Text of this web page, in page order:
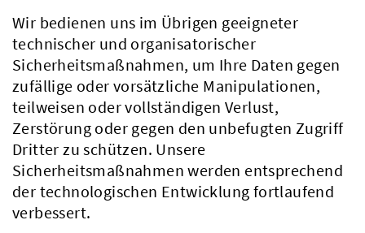
Wir bedienen uns im Übrigen geeigneter
technischer und organisatorischer
Sicherheitsmaßnahmen, um Ihre Daten gegen
zufällige oder vorsätzliche Manipulationen,
teilweisen oder vollständigen Verlust,
Zerstörung oder gegen den unbefugten Zugriff
Dritter zu schützen. Unsere
Sicherheitsmaßnahmen werden entsprechend
der technologischen Entwicklung fortlaufend
verbessert.